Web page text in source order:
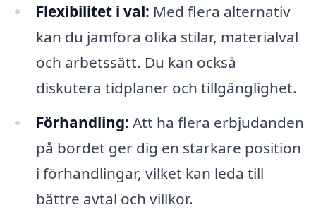
Flexibilitet i val: Med flera alternativ
kan du jämföra olika stilar, materialval
och arbetssätt. Du kan också
diskutera tidplaner och tillgänglighet.
Förhandling: Att ha flera erbjudanden
på bordet ger dig en starkare position
i förhandlingar, vilket kan leda till
bättre avtal och villkor.